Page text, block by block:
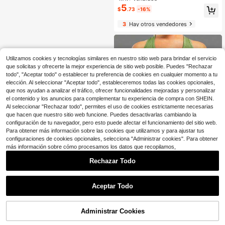
namiento de Body completo, ejercic
ios abdominales, remo y otras activi
y la flexibilidad
$5.73 -16%
3Hay otros vendedores
1 pieza de cinturón deportivo para
tado, faja de cintura para yoga y fit
ness
#10 Más vendidos
en Entrenador de cintura deportivo
¡Casi agotado!
¡Casi agotado!
¡Casi agotado!
#10 Más vendidos
¡Casi agotado!
200+ vendidos
$5.18 -33%
1
Utilizamos cookies y tecnologías similares en nuestro sitio web para brindar el servicio
que solicitas y ofrecerte la mejor experiencia de sitio web posible. Puedes "Rechazar
todo", "Aceptar todo" o establecer tu preferencia de cookies en cualquier momento a tu
elección. Al seleccionar "Aceptar todo", estableceremos todas las cookies opcionales,
que nos ayudan a analizar el tráfico, ofrecer funcionalidades mejoradas y personalizar
el contenido y los anuncios para complementar tu experiencia de compra con SHEIN.
Al seleccionar "Rechazar todo", permites el uso de cookies estrictamente necesarias
que hacen que nuestro sitio web funcione. Puedes desactivarlas cambiando la
configuración de tu navegador, pero esto puede afectar el funcionamiento del sitio web.
Para obtener más información sobre las cookies que utilizamos y para ajustar tus
configuraciones de cookies opcionales, selecciona "Administrar cookies". Para obtener
más información sobre cómo procesamos los datos que recopilamos,
Rechazar Todo
Aceptar Todo
Administrar Cookies